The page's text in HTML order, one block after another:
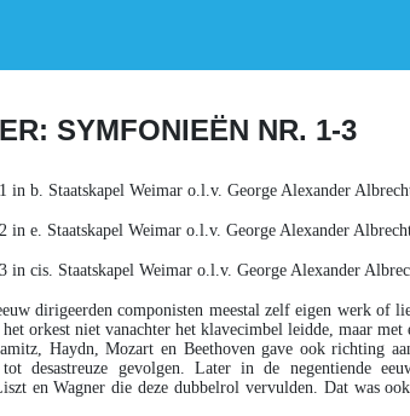
SYMFONIEËN NR. 1-3
in b. Staatskapel Weimar o.l.v. George Alexander
in e. Staatskapel Weimar o.l.v. George Alexander
in cis. Staatskapel Weimar o.l.v. George Alexander
dirigeerden componisten meestal zelf eigen werk of
orkest niet vanachter het klavecimbel leidde, maar
Haydn, Mozart en Beethoven gave ook richting
desastreuze gevolgen. Later in de negentiende
en Wagner die deze dubbelrol vervulden. Dat was